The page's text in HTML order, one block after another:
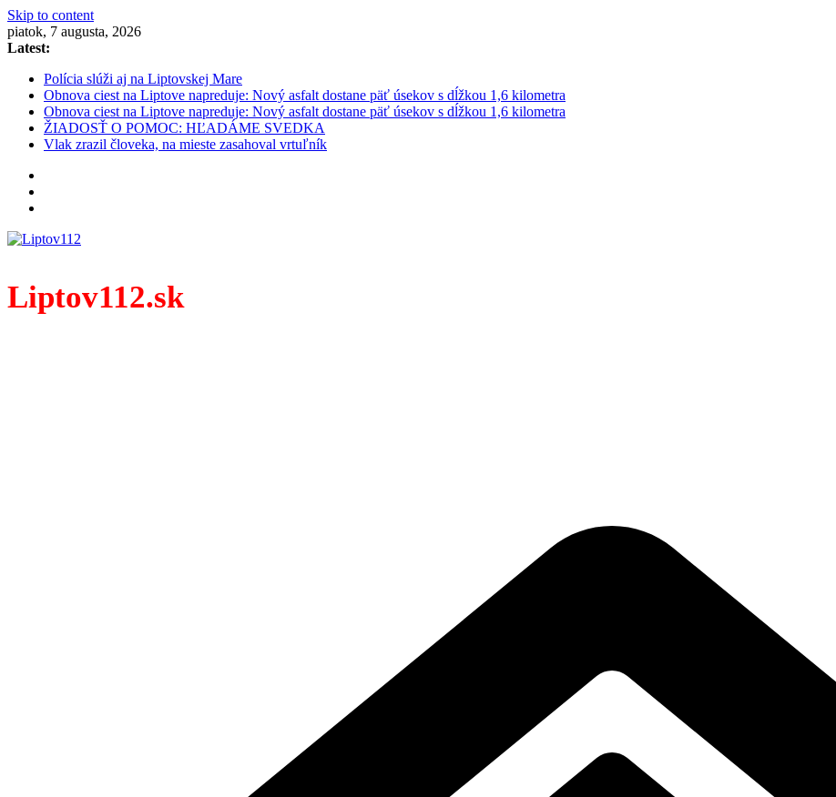
Skip to content
piatok, 7 augusta, 2026
Latest:
Polícia slúži aj na Liptovskej Mare
Obnova ciest na Liptove napreduje: Nový asfalt dostane päť úsekov s dĺžkou 1,6 kilometra
Obnova ciest na Liptove napreduje: Nový asfalt dostane päť úsekov s dĺžkou 1,6 kilometra
ŽIADOSŤ O POMOC: HĽADÁME SVEDKA
Vlak zrazil človeka, na mieste zasahoval vrtuľník
Liptov112.sk